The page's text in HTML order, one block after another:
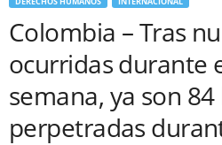
Colombia – Tras
ocurridas durante
semana, ya son 84
perpetradas